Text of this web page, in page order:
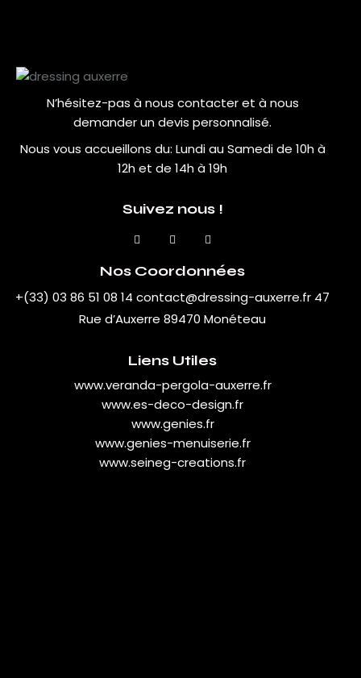
N’hésitez-pas à nous contacter et à nous
demander un devis personnalisé.
Nous vous accueillons du: Lundi au Samedi de 10h à
12h et de 14h à 19h
Suivez nous !
Nos Coordonnées
+(33) 03 86 51 08 14 contact@dressing-auxerre.fr 47
Rue d’Auxerre 89470 Monéteau
Liens Utiles
www.veranda-pergola-auxerre.fr
www.es-deco-design.fr
www.genies.fr
www.genies-menuiserie.fr
www.seineg-creations.fr